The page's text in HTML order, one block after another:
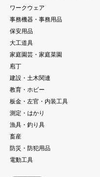
ワークウェア
事務機器・事務用品
保安用品
大工道具
家庭園芸・家庭菜園
庖丁
建設・土木関連
教育・ホビー
板金・左官・内装工具
測定・はかり
漁具・釣り具
畜産
防災・防犯用品
電動工具